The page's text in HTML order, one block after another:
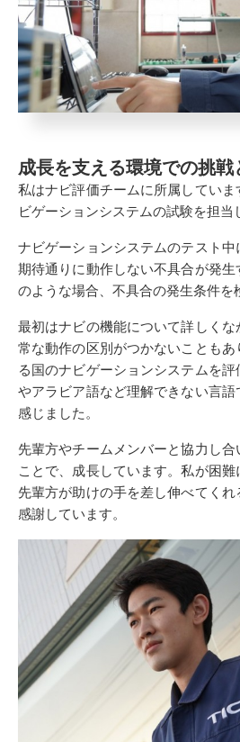
成長を支える環境での挑戦
私はナビ評価チームに所属してい
ビゲーションシステムの試験を担当
ナビゲーションシステムのテスト
期待通りに動作しない不具合が発
のような場合、不具合の発生条件を
最初はナビの機能について詳しく
常な動作の区別がつかないことも
る国のナビゲーションシステムを
やアラビア語など理解できない言
感じました。
先輩方やチームメンバーと協力し
ことで、成長しています。私が困
先輩方が助けの手を差し伸べてく
感謝しています。